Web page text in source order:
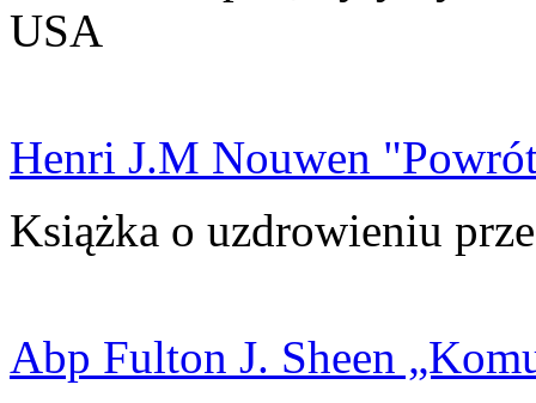
USA
Henri J.M Nouwen
Książka o uzdrowieniu
Abp Fulton J. Sheen